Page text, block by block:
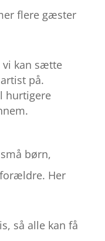
flere gæster
vi kan sætte
på.
hurtigere
børn,
Her
så alle kan få